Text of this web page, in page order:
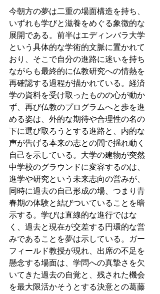
今朝方の夢は二重の場面構造を持ち、
いずれも学びと滋養をめぐる象徴的な
展開である。前半はエディンバラ大学
という具体的な学術的文脈に置かれて
おり、そこで自分の進路に迷いを持ち
ながらも最終的に仏教研究への情熱を
再確認する過程が描かれている。経済
学の資料を受け取ったものの心が動か
ず、再び仏教のプログラムへと歩を進
める姿は、外的な期待や合理性の名の
下に選び取ろうとする進路と、内的な
声が告げる本来の志との間で揺れ動く
自己を示している。大学の建物が突然
中学校のグラウンドに変容するのは、
進学や研究という未来志向の営みが、
同時に過去の自己形成の場、つまり青
春期の体験と結びついていることを暗
示する。学びは直線的な進行ではな
く、過去と現在が交差する円環的な営
みであることを夢は示している。ガー
フィールド教授が現れ、出席の不足を
懸念する場面は、学問への真摯さを欠
いてきた過去の自覚と、残された機会
を最大限活かそうとする決意との葛藤